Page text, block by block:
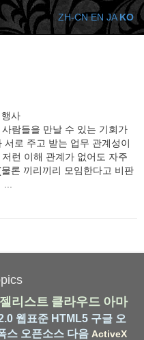
사
람들을 만날 수 있는 기회가
로 주고 받는 업무 관계성이
런 이해 관계가 없어도 자주
론 끼리끼리 모임한다고 비판
리스트 클라우드 아마
웹표준 HTML5 구글 오
스 오픈소스 다음 ActiveX
ZH-CN EN JA KO